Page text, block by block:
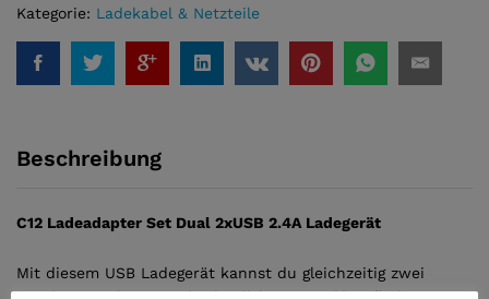
Usb
2.4A
quantity
Kategorie: Ladekabel & Netzteile
Beschreibung
C12 Ladeadapter Set Dual 2xUSB 2.4A Ladegerät
Mit diesem USB Ladegerät kannst du gleichzeitig zwei